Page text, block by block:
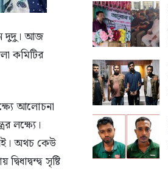
দুদু। আজ
কমিটির
আলোচনা
লক্ষ্যে।
অথচ কেউ
সৃষ্টি